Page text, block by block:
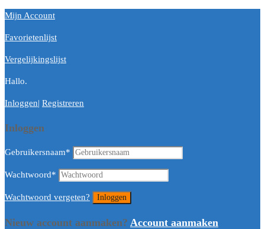
Mijn Account
Favorietenlijst
Vergelijkingslijst
Hallo.
Inloggen| Registreren
Inloggen
Gebruikersnaam*
Wachtwoord*
Wachtwoord vergeten?
Nieuw account aanmaken? Account aanmaken